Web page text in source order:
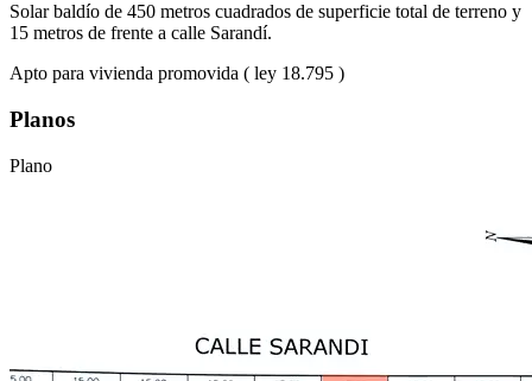
Solar baldío de 450 metros cuadrados de superficie total de terreno y
15 metros de frente a calle Sarandí.
Apto para vivienda promovida ( ley 18.795 )
Planos
Plano